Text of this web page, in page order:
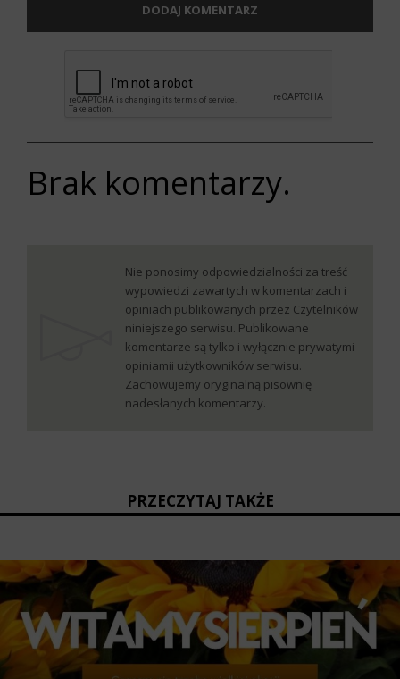
DODAJ KOMENTARZ
Brak komentarzy.
Nie ponosimy odpowiedzialności za treść
wypowiedzi zawartych w komentarzach i
opiniach publikowanych przez Czytelników
niniejszego serwisu. Publikowane
komentarze są tylko i wyłącznie prywatymi
opiniamii użytkowników serwisu.
Zachowujemy oryginalną pisownię
nadesłanych komentarzy.
PRZECZYTAJ TAKŻE